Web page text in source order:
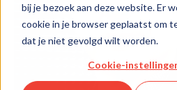
bij je bezoek aan deze website. Er
cookie in je browser geplaatst om
dat je niet gevolgd wilt worden.
Cookie-